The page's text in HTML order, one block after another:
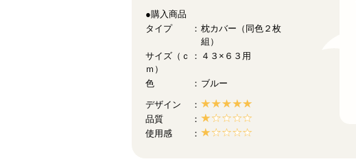
●購入商品
タイプ
枕カバー（同色２枚
組）
サイズ（ｃ
ｍ）
４３×６３用
色 ブルー
デザイン
品質
使用感